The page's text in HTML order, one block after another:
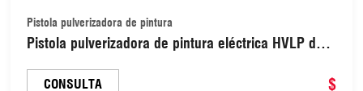
Pistola pulverizadora de pintura
Pistola pulverizadora de pintura eléctrica HVLP de
CONSULTA $